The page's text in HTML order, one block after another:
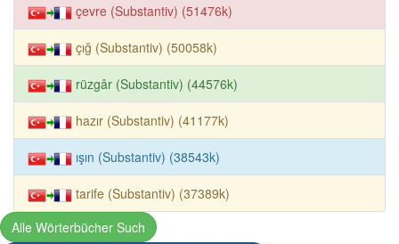
çevre (Substantiv) (51476k)
çığ (Substantiv) (50058k)
rüzgâr (Substantiv) (44576k)
hazır (Substantiv) (41177k)
ışın (Substantiv) (38543k)
tarife (Substantiv) (37389k)
Alle Wörterbücher Such